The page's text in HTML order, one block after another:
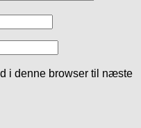
i denne browser til næste